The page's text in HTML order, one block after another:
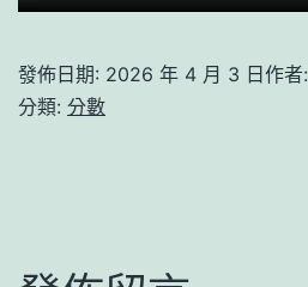
發佈日期: 2026 年 4 月 3 日作者:
分類: 分數